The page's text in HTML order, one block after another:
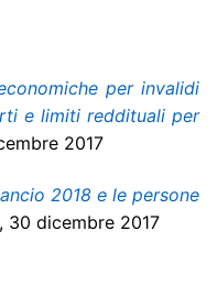
per invalidi
e limiti reddituali per
2017
2018 e le persone
30 dicembre 2017